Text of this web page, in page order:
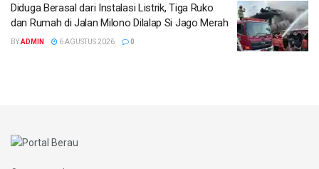
Diduga Berasal dari Instalasi Listrik, Tiga Ruko
dan Rumah di Jalan Milono Dilalap Si Jago Merah
BYADMIN 6 AGUSTUS 2026 0